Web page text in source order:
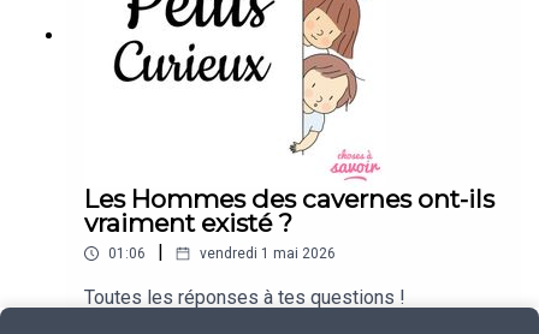
Les Hommes des cavernes ont-ils
vraiment existé ?
01:06 | vendredi 1 mai 2026
Toutes les réponses à tes questions !